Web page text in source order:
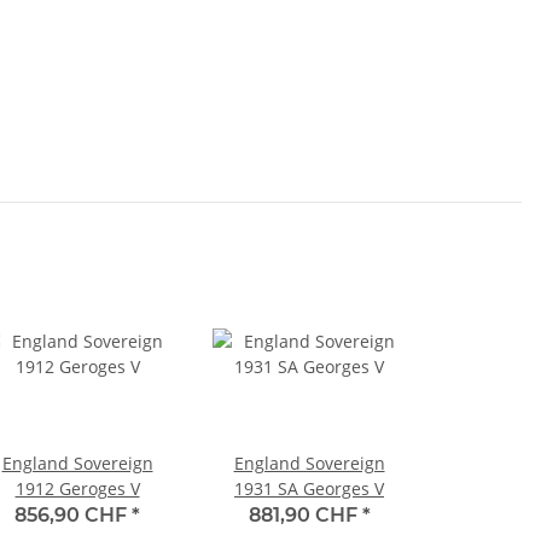
England Sovereign
1912 Geroges V
856,90 CHF *
England Sovereign
1931 SA Georges V
881,90 CHF *